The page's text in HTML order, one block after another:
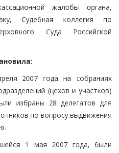
жалобы органа,
Судебная коллегия по
Суда Российской
2007 года на собраниях
(цехов и участков)
избраны 28 делегатов для
по вопросу выдвижения
1 мая 2007 года, были